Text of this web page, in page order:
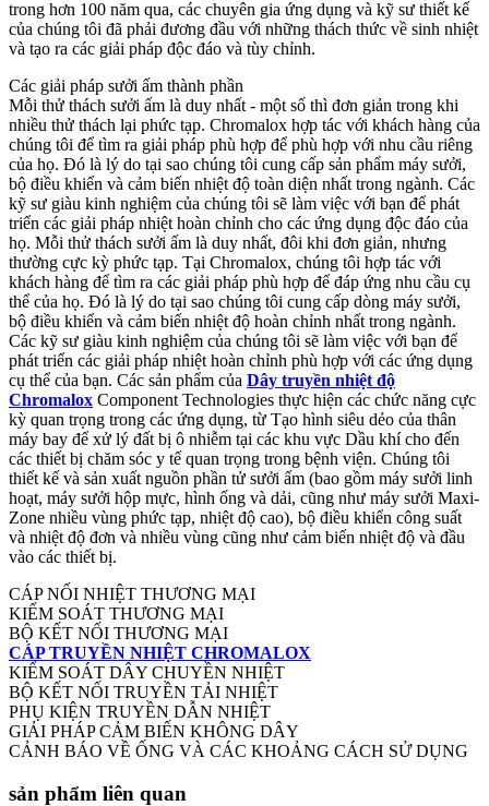
trong hơn 100 năm qua, các chuyên gia ứng dụng và kỹ sư thiết kế
của chúng tôi đã phải đương đầu với những thách thức về sinh nhiệt
và tạo ra các giải pháp độc đáo và tùy chỉnh.
Các giải pháp sưởi ấm thành phần
Mỗi thử thách sưởi ấm là duy nhất - một số thì đơn giản trong khi
nhiều thử thách lại phức tạp. Chromalox hợp tác với khách hàng của
chúng tôi để tìm ra giải pháp phù hợp để phù hợp với nhu cầu riêng
của họ. Đó là lý do tại sao chúng tôi cung cấp sản phẩm máy sưởi,
bộ điều khiển và cảm biến nhiệt độ toàn diện nhất trong ngành. Các
kỹ sư giàu kinh nghiệm của chúng tôi sẽ làm việc với bạn để phát
triển các giải pháp nhiệt hoàn chỉnh cho các ứng dụng độc đáo của
họ. Mỗi thử thách sưởi ấm là duy nhất, đôi khi đơn giản, nhưng
thường cực kỳ phức tạp. Tại Chromalox, chúng tôi hợp tác với
khách hàng để tìm ra các giải pháp phù hợp để đáp ứng nhu cầu cụ
thể của họ. Đó là lý do tại sao chúng tôi cung cấp dòng máy sưởi,
bộ điều khiển và cảm biến nhiệt độ hoàn chỉnh nhất trong ngành.
Các kỹ sư giàu kinh nghiệm của chúng tôi sẽ làm việc với bạn để
phát triển các giải pháp nhiệt hoàn chỉnh phù hợp với các ứng dụng
cụ thể của bạn. Các sản phẩm của Dây truyền nhiệt độ
Chromalox Component Technologies thực hiện các chức năng cực
kỳ quan trọng trong các ứng dụng, từ Tạo hình siêu dẻo của thân
máy bay để xử lý đất bị ô nhiễm tại các khu vực Dầu khí cho đến
các thiết bị chăm sóc y tế quan trọng trong bệnh viện. Chúng tôi
thiết kế và sản xuất nguồn phần tử sưởi ấm (bao gồm máy sưởi linh
hoạt, máy sưởi hộp mực, hình ống và dải, cũng như máy sưởi Maxi-
Zone nhiều vùng phức tạp, nhiệt độ cao), bộ điều khiển công suất
và nhiệt độ đơn và nhiều vùng cũng như cảm biến nhiệt độ và đầu
vào các thiết bị.
CÁP NỐI NHIỆT THƯƠNG MẠI
KIỂM SOÁT THƯƠNG MẠI
BỘ KẾT NỐI THƯƠNG MẠI
CÁP TRUYỀN NHIỆT CHROMALOX
KIỂM SOÁT DÂY CHUYỀN NHIỆT
BỘ KẾT NỐI TRUYỀN TẢI NHIỆT
PHỤ KIỆN TRUYỀN DẪN NHIỆT
GIẢI PHÁP CẢM BIẾN KHÔNG DÂY
CẢNH BÁO VỀ ỐNG VÀ CÁC KHOẢNG CÁCH SỬ DỤNG
sản phẩm liên quan